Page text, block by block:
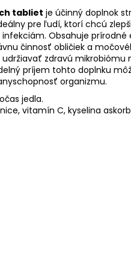
tabliet je účinný doplnok
pre ľudí, ktorí chcú
Obsahuje prírodné
činnosť obličiek a
zdravú
príjem tohto doplnku
organizmu.
jedla.
vitamín C, kyselina